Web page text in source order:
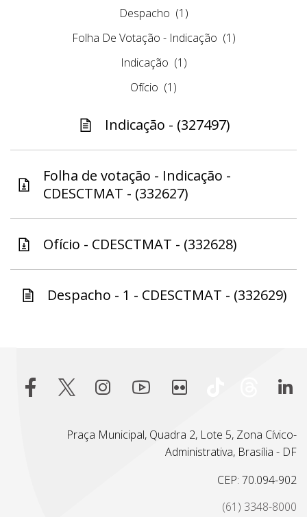
Despacho (1)
Folha De Votação - Indicação (1)
Indicação (1)
Ofício (1)
Indicação - (327497)
Folha de votação - Indicação -
CDESCTMAT - (332627)
Ofício - CDESCTMAT - (332628)
Despacho - 1 - CDESCTMAT - (332629)
Praça Municipal, Quadra 2, Lote 5, Zona Cívico-
Administrativa, Brasília - DF
CEP: 70.094-902
(61) 3348-8000